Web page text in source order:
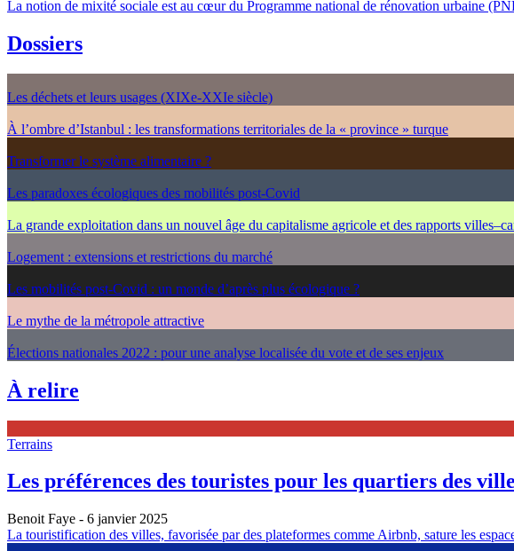
La notion de mixité sociale est au cœur du Programme national de rénovation urbaine
Dossiers
Les déchets et leurs usages (XIXe-XXIe siècle)
À l’ombre d’Istanbul : les transformations territoriales de la « province » turque
Transformer le système alimentaire ?
Les paradoxes écologiques des mobilités post-Covid
La grande exploitation dans un nouvel âge du capitalisme agricole et des rapports
Logement : extensions et restrictions du marché
Les mobilités post-Covid : un monde d’après plus écologique ?
Le mythe de la métropole attractive
Élections nationales 2022 : pour une analyse localisée du vote et de ses enjeux
À relire
Terrains
Les préférences des touristes pour les quartiers des
Benoit Faye - 6 janvier 2025
La touristification des villes, favorisée par des plateformes comme Airbnb, sature les